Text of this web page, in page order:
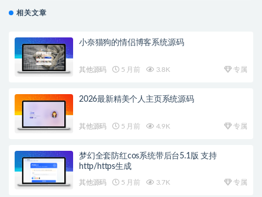
相关文章
小奈猫狗的情侣博客系统源码
其他源码 5 月前 3.8K 专属
2026最新精美个人主页系统源码
其他源码 5 月前 4.9K 专属
梦幻全套防红cos系统带后台5.1版 支持
http/https生成
其他源码 5 月前 3.7K 专属